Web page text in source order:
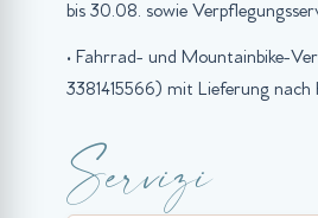
bis 30.08. sowie
• Fahrrad- und Mountainbike-
3381415566) mit Lieferung nach
Servizi